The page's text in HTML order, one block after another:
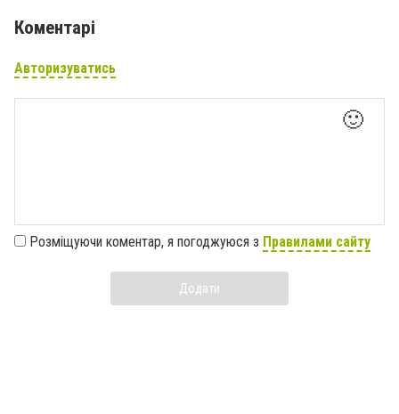
Коментарі
Авторизуватись
🙂
Розміщуючи коментар, я погоджуюся з Правилами сайту
Додати